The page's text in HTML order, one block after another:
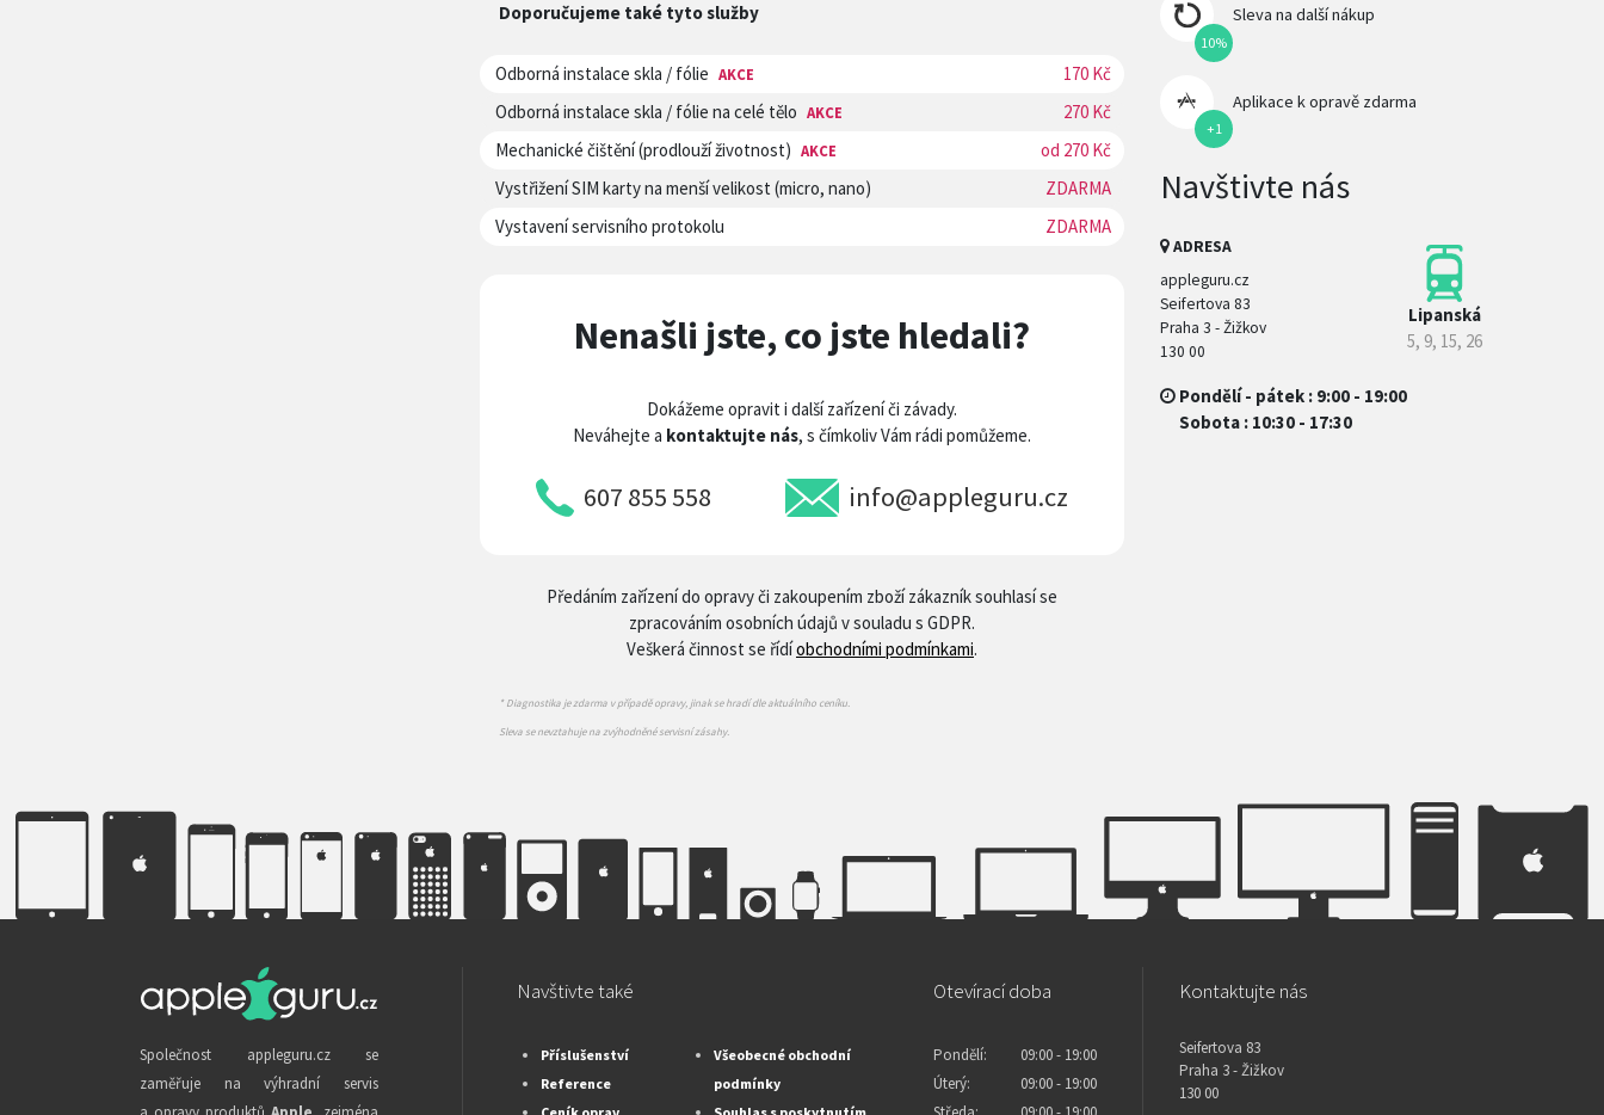
Doporučujeme také tyto služby
Odborná instalace skla / fólie AKCE 170 Kč
Odborná instalace skla / fólie na celé tělo AKCE 270 Kč REZERVOVAT
Mechanické čištění (prodlouží životnost) AKCE od 270 Kč REZERVOVAT
Vystřižení SIM karty na menší velikost (micro, nano) ZDARMA REZERVOVAT
Vystavení servisního protokolu ZDARMA
Nenašli jste, co jste hledali?
Dokážeme opravit i další zařízení či závady.
Neváhejte a kontaktujte nás, s čímkoliv Vám rádi pomůžeme.
607 855 558 info@appleguru.cz
Předáním zařízení do opravy či zakoupením zboží zákazník souhlasí se
zpracováním osobních údajů v souladu s GDPR.
Veškerá činnost se řídíobchodními podmínkami.
* Diagnostika je zdarma v případě opravy, jinak se hradí dle aktuálního ceníku.
Sleva se nevztahuje na zvýhodněné servisní zásahy.
10%
Sleva na další nákup
+1
Aplikace k opravě zdarma
Navštivte nás
ADRESA
appleguru.cz
Seifertova 83
Praha 3 - Žižkov
130 00
Lipanská
5, 9, 15, 26
Pondělí - pátek : 9:00 - 19:00
Sobota : 10:30 - 17:30
Společnost appleguru.cz se
zaměřuje na výhradní servis
Navštivte také
Příslušenství
Reference
Všeobecné obchodní
podmínky
Otevírací doba
Pondělí:
09:00 - 19:00
Úterý:
09:00 - 19:00
Kontaktujte nás
Seifertova 83
Praha 3 - Žižkov
130 00